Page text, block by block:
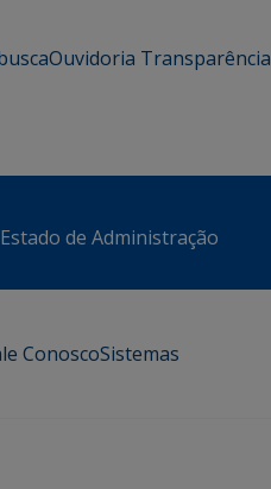
Ouvidoria Transparência
de Administração
ConoscoSistemas